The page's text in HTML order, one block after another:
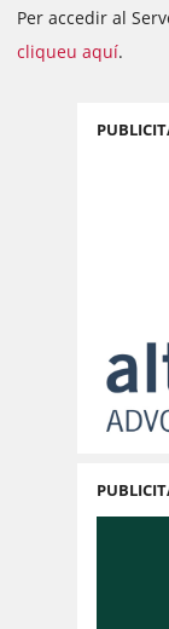
Per accedir al
cliqueu aquí.